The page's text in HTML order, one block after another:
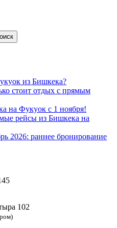
из Бишкека?
стоит отдых с прямым
на Фукуок с 1 ноября!
рейсы из Бишкека на
2026: раннее бронирование
102